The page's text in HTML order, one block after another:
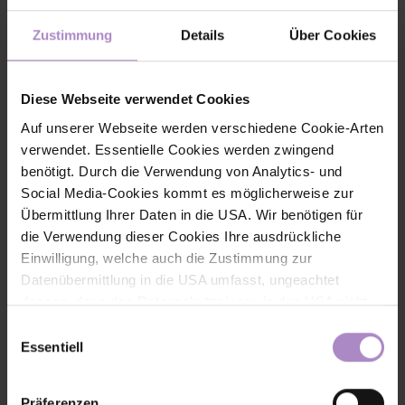
Zustimmung Details Über Cookies
Diese Webseite verwendet Cookies
Auf unserer Webseite werden verschiedene Cookie-Arten
verwendet. Essentielle Cookies werden zwingend
benötigt. Durch die Verwendung von Analytics- und
Social Media-Cookies kommt es möglicherweise zur
Übermittlung Ihrer Daten in die USA. Wir benötigen für
die Verwendung dieser Cookies Ihre ausdrückliche
Einwilligung, welche auch die Zustimmung zur
Datenübermittlung in die USA umfasst, ungeachtet
dessen, dass das Datenschutzniveau in den USA nicht
für die Rechte und Freiheiten der betroffenen Personen
nach sich ziehen kann. Die Einwilligung erteilen Sie
dadurch, dass Sie die ausgewählten Cookies durch
Essentiell
KI-KompassLab: Qualifizierung für die strategische Nutzung
Künstliche Intelligenz strategisch und verantwortungsvoll
einzusetzen. Gemeinsam werden KI-Kompetenzen aufgebaut
und nachhaltige KI-Strategien für die digitale Zukunft entwickelt.
#laufende Projekte DBT